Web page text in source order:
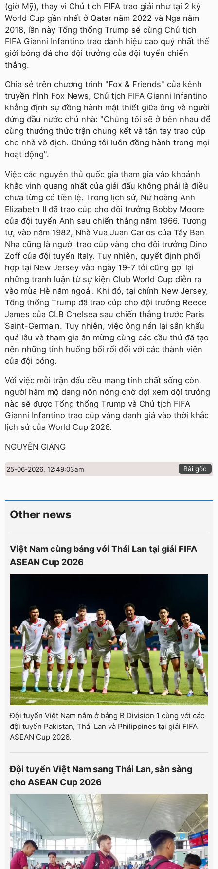
(giờ Mỹ), thay vì Chủ tịch FIFA trao giải như tại 2 kỳ
World Cup gần nhất ở Qatar năm 2022 và Nga năm
2018, lần này Tổng thống Trump sẽ cùng Chủ tịch
FIFA Gianni Infantino trao danh hiệu cao quý nhất thế
giới bóng đá cho đội trưởng của đội tuyển chiến
thắng.
Chia sẻ trên chương trình "Fox & Friends" của kênh
truyền hình Fox News, Chủ tịch FIFA Gianni Infantino
khẳng định sự đồng hành mật thiết giữa ông và người
đứng đầu nước chủ nhà: "Chúng tôi sẽ ở bên nhau để
cùng thưởng thức trận chung kết và tận tay trao cúp
cho nhà vô địch. Chúng tôi luôn đồng hành trong mọi
hoạt động".
Việc các nguyên thủ quốc gia tham gia vào khoảnh
khắc vinh quang nhất của giải đấu không phải là điều
chưa từng có tiền lệ. Trong lịch sử, Nữ hoàng Anh
Elizabeth II đã trao cúp cho đội trưởng Bobby Moore
của đội tuyển Anh sau chiến thắng năm 1966. Tương
tự, vào năm 1982, Nhà Vua Juan Carlos của Tây Ban
Nha cũng là người trao cúp vàng cho đội trưởng Dino
Zoff của đội tuyển Italy. Tuy nhiên, quyết định phối
hợp tại New Jersey vào ngày 19-7 tới cũng gợi lại
những tranh luận từ sự kiện Club World Cup diễn ra
vào mùa Hè năm ngoái. Khi đó, tại chính New Jersey,
Tổng thống Trump đã trao cúp cho đội trưởng Reece
James của CLB Chelsea sau chiến thắng trước Paris
Saint-Germain. Tuy nhiên, việc ông nán lại sân khấu
quá lâu và tham gia ăn mừng cùng các cầu thủ đã tạo
nên những tình huống bối rối đối với các thành viên
của đội bóng.
Với việc mỗi trận đấu đều mang tính chất sống còn,
người hâm mộ đang nôn nóng chờ đợi xem đội trưởng
nào sẽ được Tổng thống Trump và Chủ tịch FIFA
Gianni Infantino trao cúp vàng danh giá vào thời khắc
lịch sử của World Cup 2026.
NGUYỄN GIANG
25-06-2026, 12:49:03am Bài gốc
Other news
Việt Nam cùng bảng với Thái Lan tại giải FIFA
ASEAN Cup 2026
Đội tuyển Việt Nam nằm ở bảng B Division 1 cùng với các
đội tuyển Pakistan, Thái Lan và Philippines tại giải FIFA
ASEAN Cup 2026.
Đội tuyển Việt Nam sang Thái Lan, sẵn sàng
cho ASEAN Cup 2026